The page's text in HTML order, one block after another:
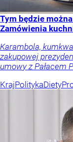
Tym będzie
Zamówienia
Karambola,
zakupowej
umowy z Pałacem
KrajPolitykaDiety